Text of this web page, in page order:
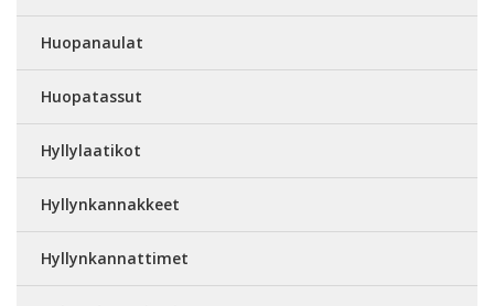
Huopanaulat
Huopatassut
Hyllylaatikot
Hyllynkannakkeet
Hyllynkannattimet